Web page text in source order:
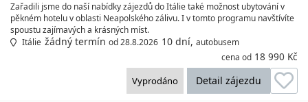
Zařadili jsme do naší nabídky zájezdů do Itálie také možnost ubytování v
pěkném hotelu v oblasti Neapolského zálivu. I v tomto programu navštívíte
spoustu zajímavých a krásných míst.
Itálie žádný termín od 28.8.2026 10 dní, autobusem
cena od 18 990 Kč
Detail zájezdu
Vyprodáno